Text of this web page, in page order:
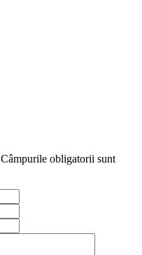
Câmpurile obligatorii sunt